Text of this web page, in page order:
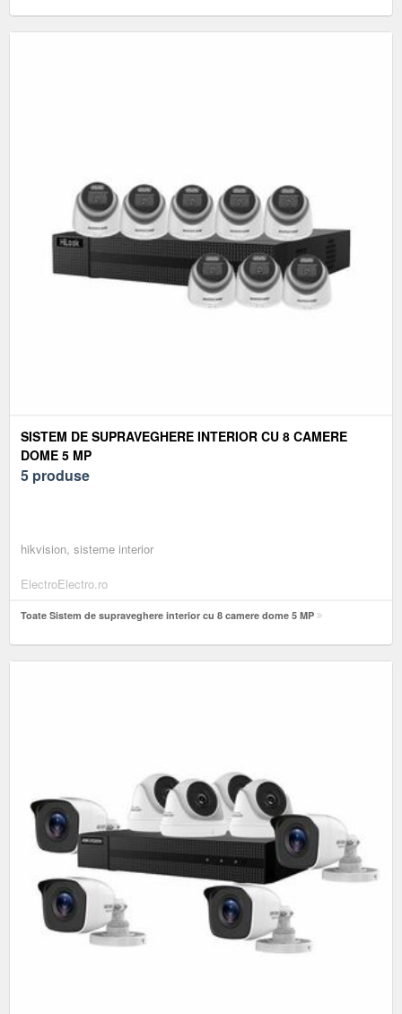
SISTEM DE SUPRAVEGHERE INTERIOR CU 8 CAMERE
DOME 5 MP
5 produse
hikvision, sisteme interior
ElectroElectro.ro
Toate Sistem de supraveghere interior cu 8 camere dome 5 MP